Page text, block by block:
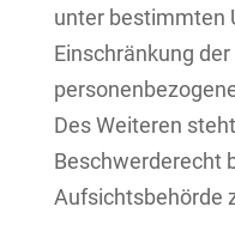
unter bestimmten
Einschränkung
Des Weiteren
Beschwerderecht
Aufsichtsbehörde